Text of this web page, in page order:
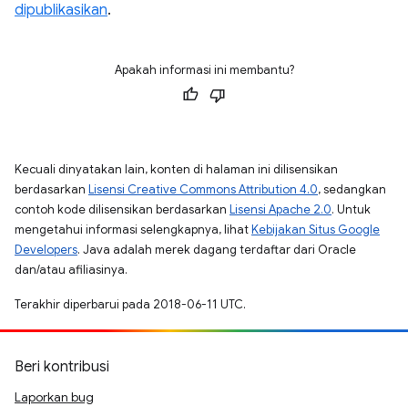
dipublikasikan.
Apakah informasi ini membantu?
Kecuali dinyatakan lain, konten di halaman ini dilisensikan
berdasarkan Lisensi Creative Commons Attribution 4.0, sedangkan
contoh kode dilisensikan berdasarkan Lisensi Apache 2.0. Untuk
mengetahui informasi selengkapnya, lihatKebijakan Situs Google
Developers. Java adalah merek dagang terdaftar dari Oracle
dan/atau afiliasinya.
Terakhir diperbarui pada 2018-06-11 UTC.
Beri kontribusi
Laporkan bug